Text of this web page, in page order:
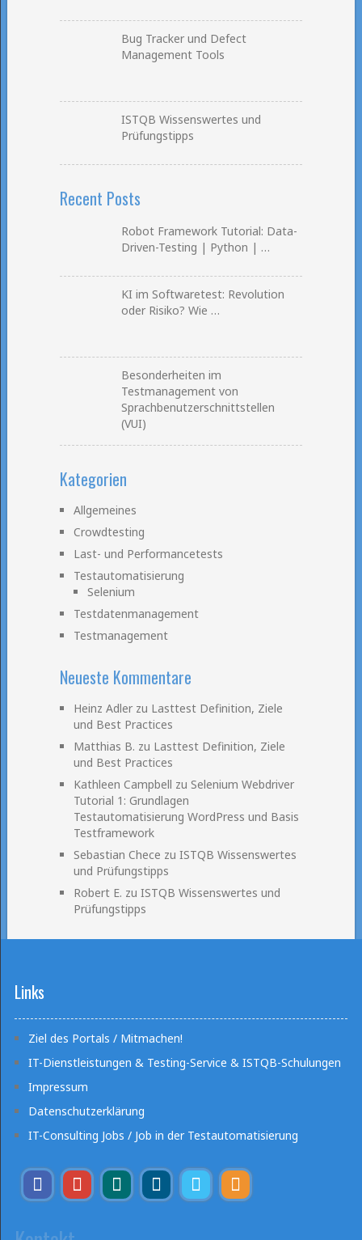
Bug Tracker und Defect
Management Tools
ISTQB Wissenswertes und
Prüfungstipps
Recent Posts
Robot Framework Tutorial: Data-
Driven-Testing | Python | …
KI im Softwaretest: Revolution
oder Risiko? Wie …
Besonderheiten im
Testmanagement von
Sprachbenutzerschnittstellen
(VUI)
Kategorien
Allgemeines
Crowdtesting
Last- und Performancetests
Testautomatisierung
Selenium
Testdatenmanagement
Testmanagement
Neueste Kommentare
Heinz Adlerzu Lasttest Definition, Ziele
und Best Practices
Matthias B. zu Lasttest Definition, Ziele
und Best Practices
Kathleen Campbell zu Selenium Webdriver
Tutorial 1: Grundlagen
Testautomatisierung WordPress und Basis
Testframework
Sebastian Chece zu ISTQB Wissenswertes
und Prüfungstipps
Robert E. zu ISTQB Wissenswertes und
Prüfungstipps
Links
Ziel des Portals / Mitmachen!
IT-Dienstleistungen & Testing-Service & ISTQB-Schulungen
Impressum
Datenschutzerklärung
IT-Consulting Jobs / Job in der Testautomatisierung